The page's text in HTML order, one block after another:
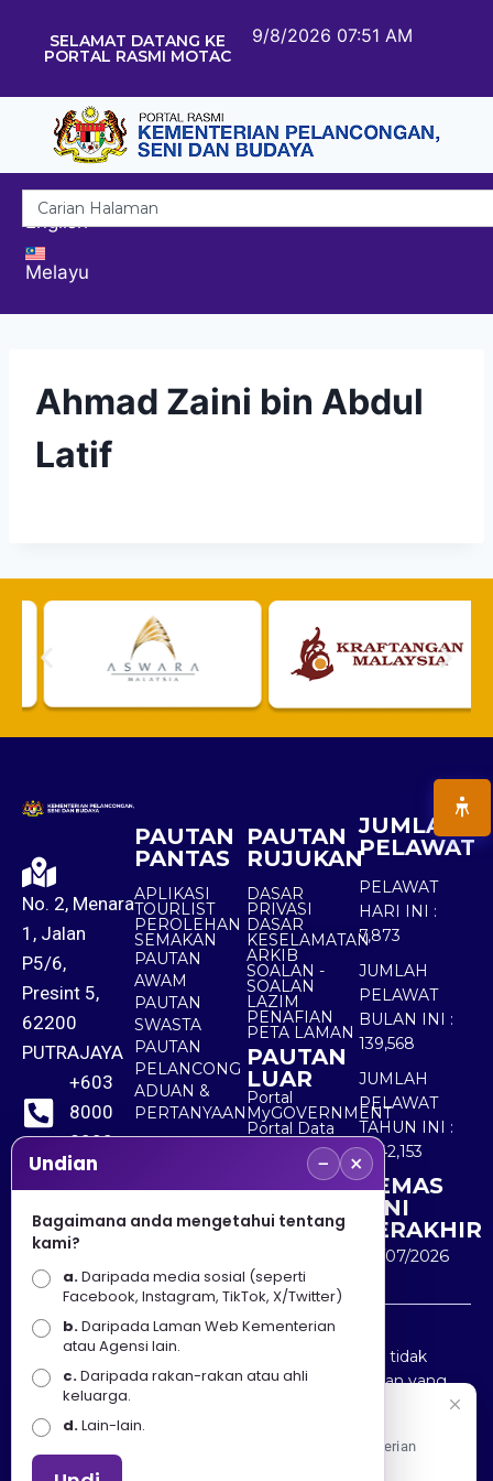
SELAMAT DATANG KE
PORTAL RASMI MOTAC
9/8/2026 07:51 AM
English
Melayu
Ahmad Zaini bin Abdul
Latif
No. 2, Menara
1, Jalan
P5/6,
Presint 5,
62200
PUTRAJAYA
+603
8000
8000
+603
8891
7100
PAUTAN
PANTAS
APLIKASI
TOURLIST
PEROLEHAN
SEMAKAN
PAUTAN
AWAM
PAUTAN
SWASTA
PAUTAN
PELANCONG
ADUAN &
PERTANYAAN
PAUTAN
RUJUKAN
DASAR
PRIVASI
DASAR
KESELAMATAN
ARKIB
SOALAN -
SOALAN
LAZIM
PENAFIAN
PETA LAMAN
PAUTAN
LUAR
Portal
MyGOVERNMENT
Portal Data
Terbuka
Sektor Awam
JUMLAH
PELAWAT
PELAWAT
HARI INI :
7,873
JUMLAH
PELAWAT
BULAN INI :
139,568
JUMLAH
PELAWAT
TAHUN INI :
5,542,153
KEMAS
KINI
TERAKHIR
30/07/2026
Penafian : Kerajaan Malaysia dan Kementerian
Pelancongan Seni dan Budaya (MOTAC) adalah tidak
bertanggungjawab atas kehilangan atau kerugian yang
disebabkan oleh penggunaan mana-mana maklumat
yang diperolehi dari portal ini.
Undian − ×
Bagaimana anda mengetahui tentang
kami?
a.Daripada media sosial (seperti
Facebook, Instagram, TikTok, X/Twitter)
b.Daripada Laman Web Kementerian
atau Agensi lain.
c.Daripada rakan-rakan atau ahli
keluarga.
d.Lain-lain.
Apa Khabar! Selamat datang ke Portal Rasmi Kementerian
Pelancongan, Seni dan Budaya